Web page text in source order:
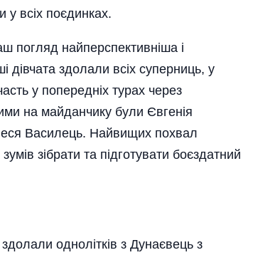
у всіх поєдинках.
погляд найперспективніша і
дівчата здолали всіх суперниць, у
у попередніх турах через
на майданчику були Євгенія
Василець. Найвищих похвал
зібрати та підготувати боєздатний
однолітків з Дунаєвець з